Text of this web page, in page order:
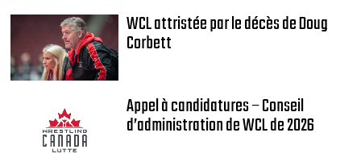
WCL attristée par le décès de Doug
Corbett
Appel à candidatures – Conseil
d’administration de WCL de 2026